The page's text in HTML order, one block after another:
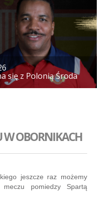
W OBORNIKACH
jeszcze raz możemy
pomiedzy Spartą